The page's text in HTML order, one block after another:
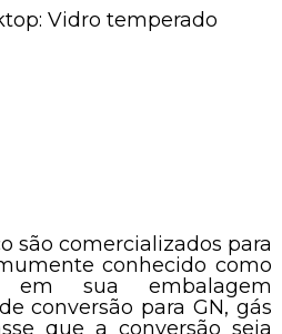
Vidro temperado
são comercializados para
conhecido como
sua embalagem
conversão para GN, gás
que a conversão seja